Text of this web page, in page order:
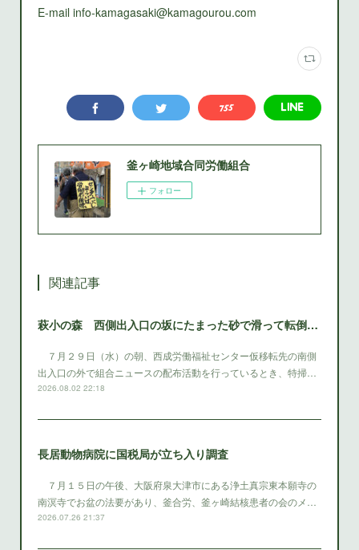
E-mail info-kamagasaki@kamagourou.com
釜ヶ崎地域合同労働組合
フォロー
関連記事
萩小の森 西側出入口の坂にたまった砂で滑って転倒 西成区役所は早急に砂を除去する対策をとること
７月２９日（水）の朝、西成労働福祉センター仮移転先の南側
出入口の外で組合ニュースの配布活動を行っているとき、特掃…
2026.08.02 22:18
長居動物病院に国税局が立ち入り調査
７月１５日の午後、大阪府泉大津市にある浄土真宗東本願寺の
南溟寺でお盆の法要があり、釜合労、釜ヶ崎結核患者の会のメ…
2026.07.26 21:37